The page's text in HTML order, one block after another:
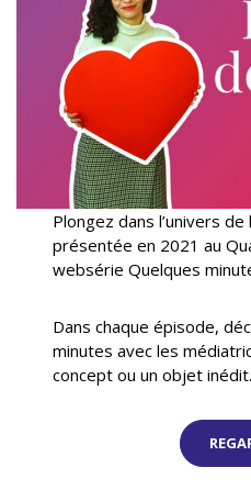
Plongez dans l’univers de
présentée en 2021 au
websérie Quelques
Dans chaque épisode,
minutes avec les
concept ou un objet inédit.